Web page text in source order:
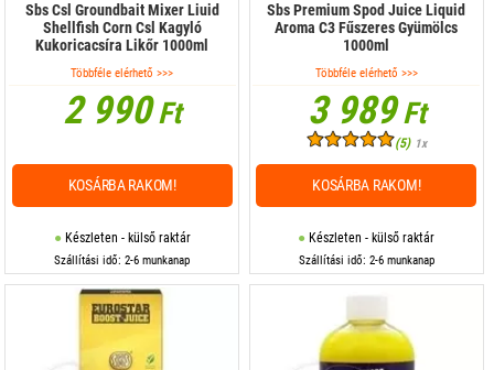
Sbs Csl Groundbait Mixer Liuid
Shellfish Corn Csl Kagyló
Kukoricacsíra Likőr 1000ml
Többféle elérhető >>>
2 990Ft
Készleten - külső raktár
Szállítási idő: 2-6 munkanap
KOSÁRBA RAKOM!
Sbs Premium Spod Juice Liquid
Aroma C3 Fűszeres Gyümölcs
1000ml
Többféle elérhető >>>
3 989Ft
(5) 1x
Készleten - külső raktár
Szállítási idő: 2-6 munkanap
KOSÁRBA RAKOM!